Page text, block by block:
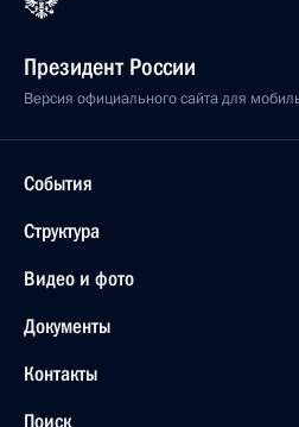
Президент России
Версия официального сайта для
События
Структура
Видео и фото
Документы
Контакты
Поиск